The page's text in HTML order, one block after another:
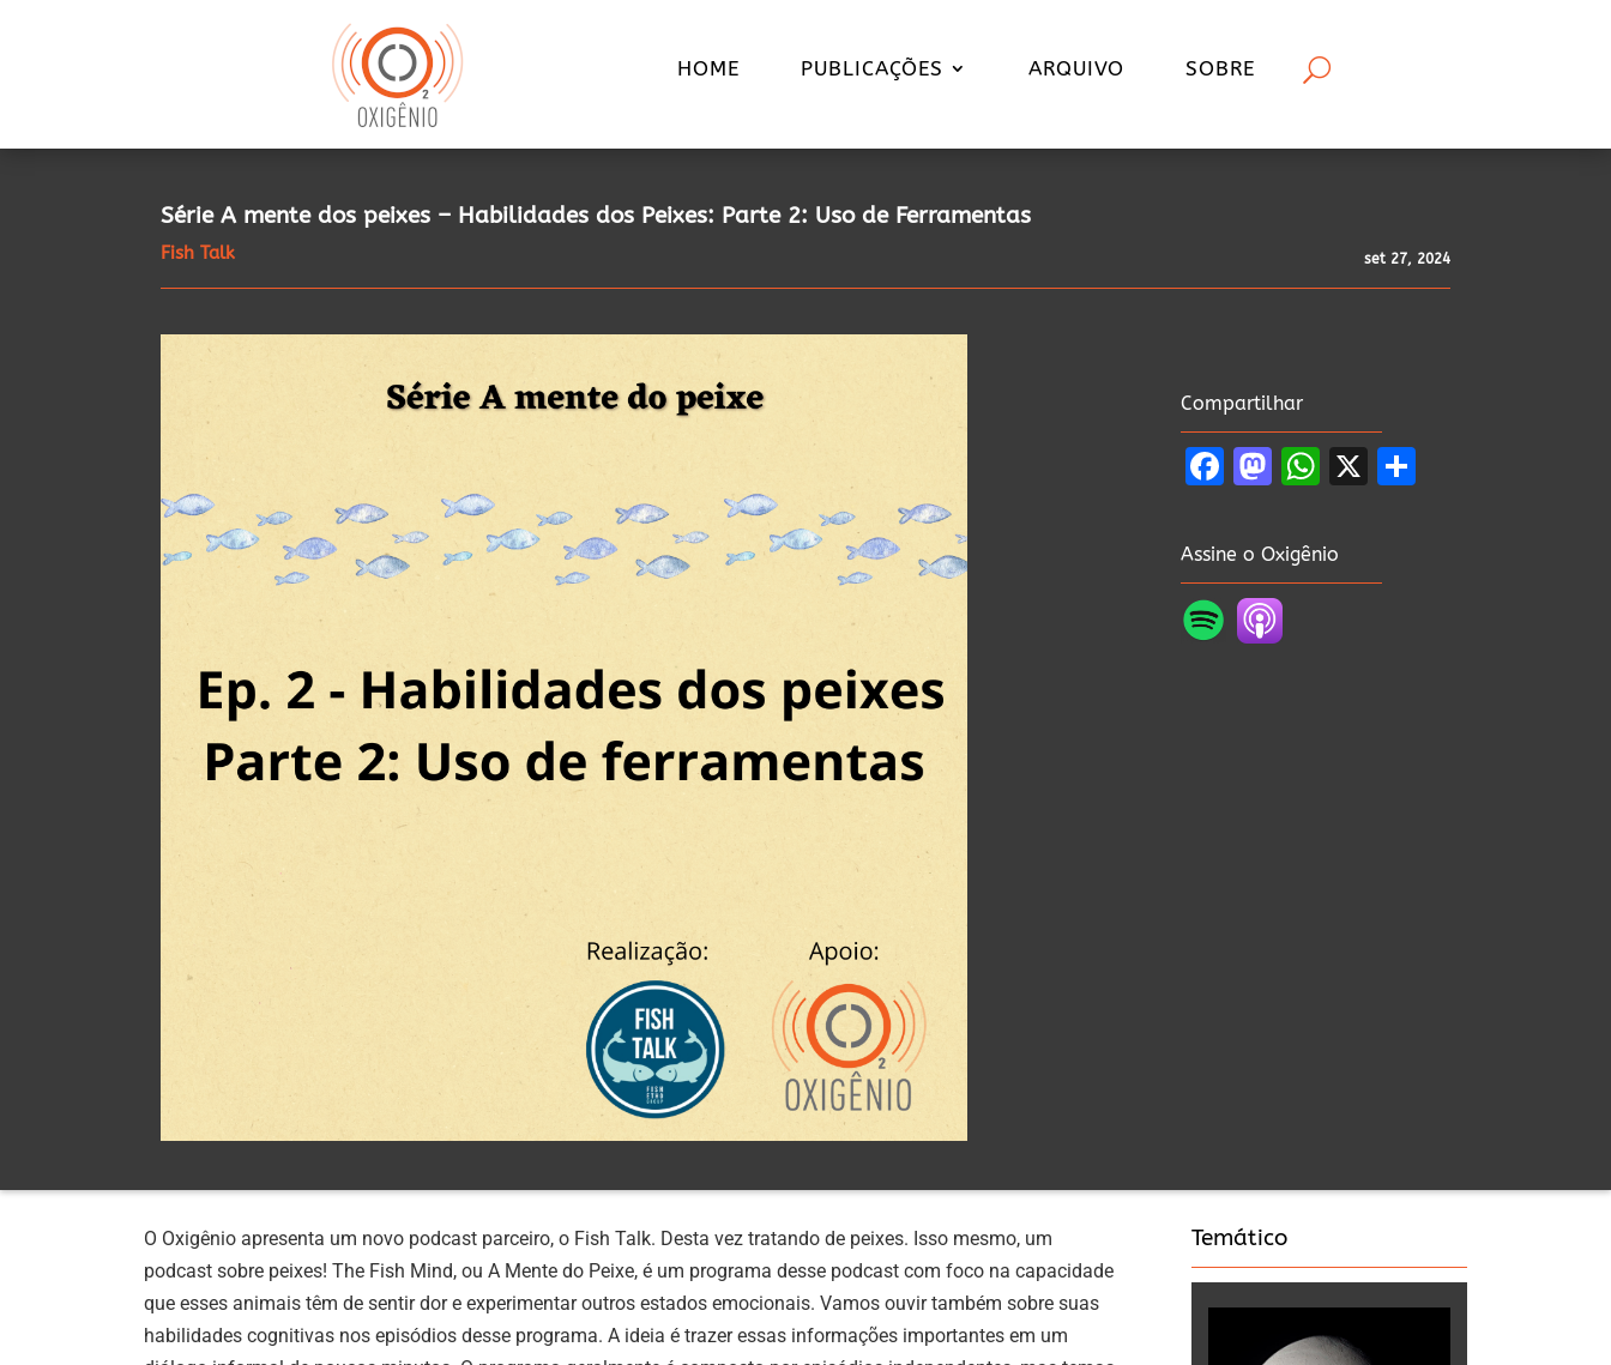
HOME PUBLICAÇÕES ARQUIVO SOBRE
Série A mente dos peixes – Habilidades dos Peixes: Parte 2: Uso de Ferramentas
Fish Talk set 27, 2024
Compartilhar
Facebook
Mastodon
WhatsApp
X
Assine o Oxigênio
O Oxigênio apresenta um novo podcast parceiro, o Fish Talk. Desta vez tratando de peixes. Isso mesmo, um
podcast sobre peixes! The Fish Mind, ou A Mente do Peixe, é um programa desse podcast com foco na capacidade
que esses animais têm de sentir dor e experimentar outros estados emocionais. Vamos ouvir também sobre suas
habilidades cognitivas nos episódios desse programa. A ideia é trazer essas informações importantes em um
Temático